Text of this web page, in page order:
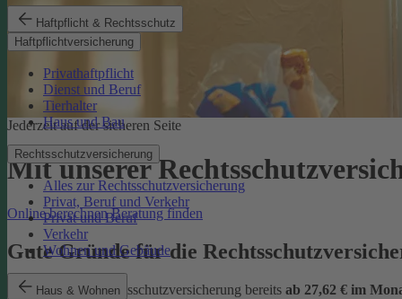
Haftpflicht & Rechtsschutz
Haftpflichtversicherung
Privathaftpflicht
Dienst und Beruf
Tierhalter
Haus und Bau
Rechtsschutzversicherung
Alles zur Rechtsschutzversicherung
Privat, Beruf und Verkehr
Privat und Beruf
Verkehr
Wohnen und Gebäude
Haus & Wohnen
Jederzeit auf der sicheren Seite
Mit unserer
Online berechnen Beratung finden
Gute Gründe für die
günstige Rechtsschutzversicherung bereits ab 27,62 € im